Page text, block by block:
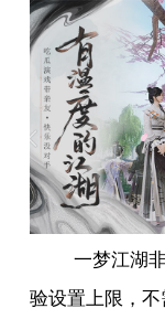
一梦江湖
验设置上限，